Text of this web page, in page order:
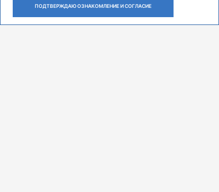
КАБИНЕТ
ЗАЯВКУ
ПОДТВЕРЖДАЮ ОЗНАКОМЛЕНИЕ И СОГЛАСИЕ